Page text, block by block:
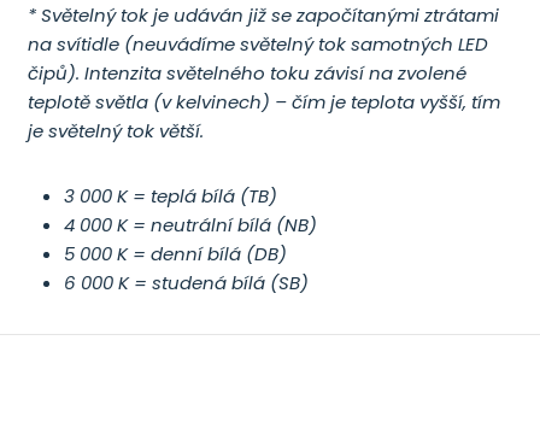
* Světelný tok je udáván již se započítanými ztrátami
na svítidle (neuvádíme světelný tok samotných LED
čipů). Intenzita světelného toku závisí na zvolené
teplotě světla (v kelvinech) – čím je teplota vyšší, tím
je světelný tok větší.
3 000 K = teplá bílá (TB)
4 000 K = neutrální bílá (NB)
5 000 K = denní bílá (DB)
6 000 K = studená bílá (SB)